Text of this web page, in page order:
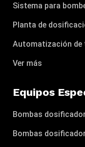
Sistema para
Planta de
Automatización de
Ver más
Equipos
Bombas
Bombas